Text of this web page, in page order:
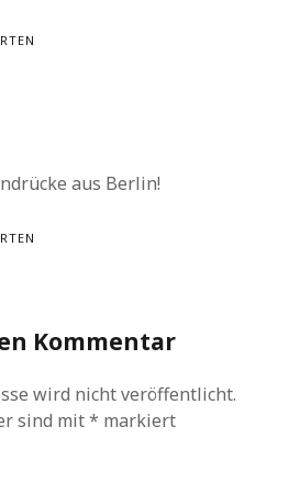
aus Berlin!
Kommentar
wird nicht veröffentlicht.
sind mit* markiert